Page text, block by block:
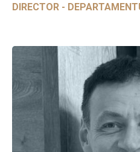
DIRECTOR -